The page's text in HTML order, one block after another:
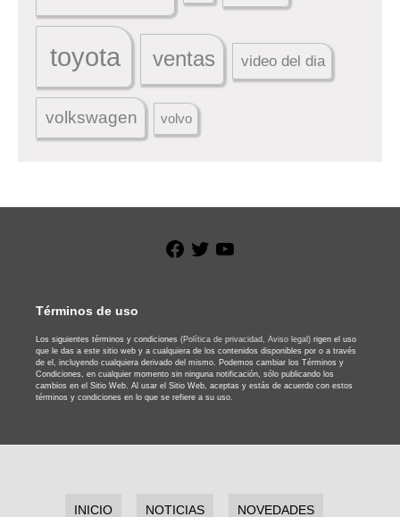
toyota ventas video del dia
volkswagen volvo
Facebook
Twitter
Términos de uso
Los siguientes términos y condiciones (Política de privacidad, Aviso legal) rigen el uso
que le das a este sitio web y a cualquiera de los contenidos disponibles por o a través
de el, incluyendo cualquiera derivado del mismo. Podemos cambiar los Términos y
Condiciones, en cualquier momento sin ninguna notificación, sólo publicando los
cambios en el Sitio Web. Al usar el Sitio Web, aceptas y estás de acuerdo con estos
términos y condiciones en lo que se refiere a su uso.
INICIO NOTICIAS NOVEDADES